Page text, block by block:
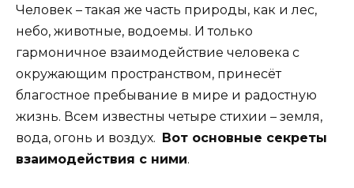
Человек – такая же часть природы, как и лес,
небо, животные, водоемы. И только
гармоничное взаимодействие человека с
окружающим пространством, принесёт
благостное пребывание в мире и радостную
жизнь. Всем известны четыре стихии – земля,
вода, огонь и воздух.
Вот основные секреты
взаимодействия с ними.